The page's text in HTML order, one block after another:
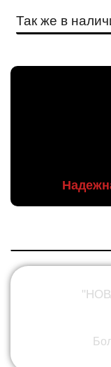
Так же в